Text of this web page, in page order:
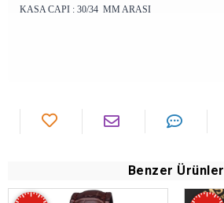
KASA CAPI : 30/34 MM ARASI
Benzer Ürünler